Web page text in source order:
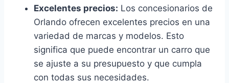
Excelentes precios: Los concesionarios de
Orlando ofrecen excelentes precios en una
variedad de marcas y modelos. Esto
significa que puede encontrar un carro que
se ajuste a su presupuesto y que cumpla
con todas sus necesidades.